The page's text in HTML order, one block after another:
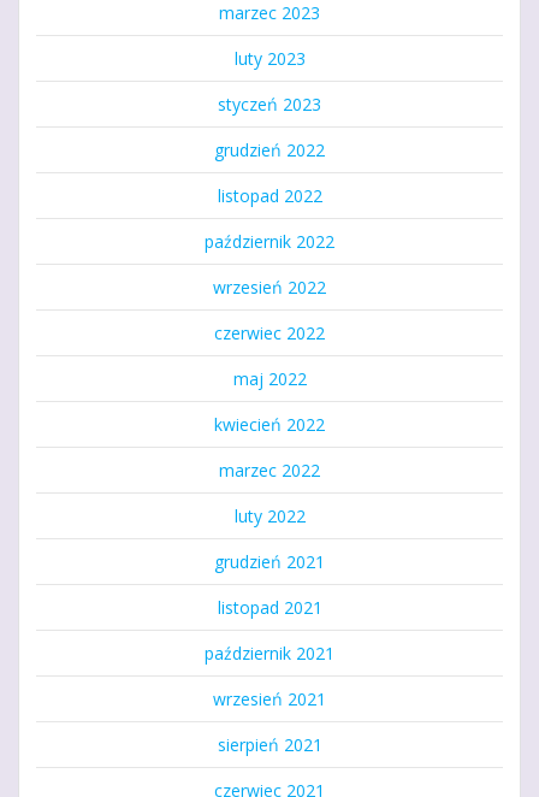
marzec 2023
luty 2023
styczeń 2023
grudzień 2022
listopad 2022
październik 2022
wrzesień 2022
czerwiec 2022
maj 2022
kwiecień 2022
marzec 2022
luty 2022
grudzień 2021
listopad 2021
październik 2021
wrzesień 2021
sierpień 2021
czerwiec 2021